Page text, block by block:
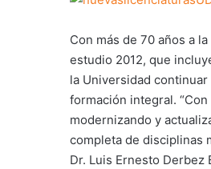
Con más de 70 años a
estudio 2012, que
la Universidad
formación integral.
modernizando y
completa de disciplinas
Dr. Luis Ernesto Derbez